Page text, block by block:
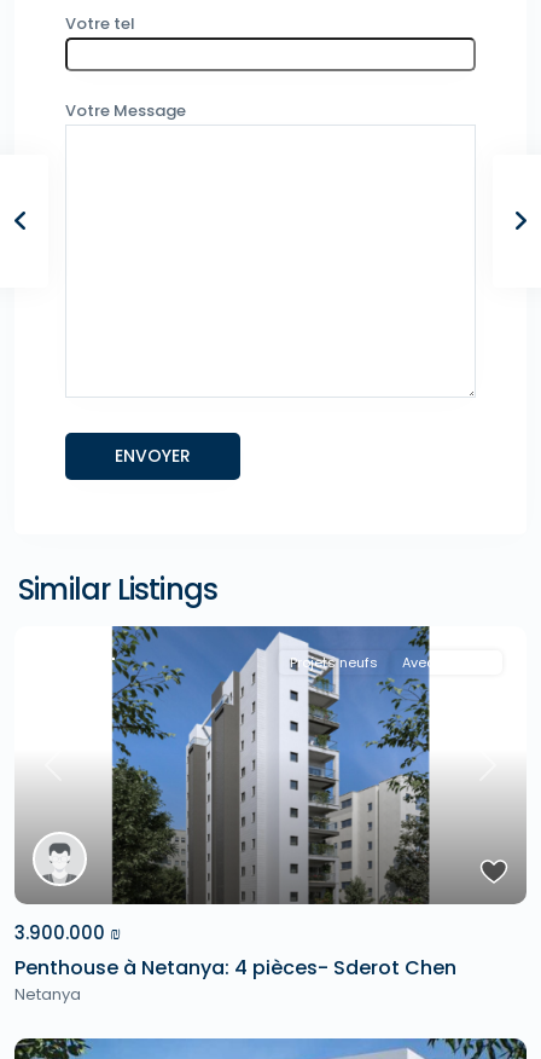
Votre tel
Votre Message
Similar Listings
Previous
"A la Une !" Projets neufs Avec Agence
3.900.000 ₪
Penthouse à Netanya: 4 pièces- Sderot Chen
Netanya